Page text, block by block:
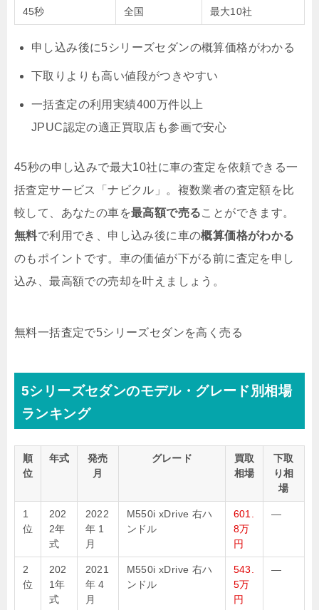
45秒 全国 最大10社
申し込み後に5シリーズセダンの概算価格がわかる
下取りよりも高い値段がつきやすい
一括査定の利用実績400万件以上
JPUC認定の適正買取店も参画で安心
45秒の申し込みで最大10社に車の査定を依頼できる一
括査定サービス「ナビクル」。複数業者の査定額を比
較して、あなたの車を最高額で売ることができます。
無料で利用でき、申し込み後に車の概算価格がわかる
のもポイントです。車の価値が下がる前に査定を申し
込み、最高額での売却を叶えましょう。
無料一括査定で5シリーズセダンを高く売る
5シリーズセダンのモデル・グレード別相場
ランキング
順
位
年式
発売
月
グレード
買取
相場
下取
り相
場
1
位
202
2年
式
2022
年 1
月
M550i xDrive 右ハ
ンドル
601.
8万
円
—
2
位
202
1年
式
2021
年 4
月
M550i xDrive 右ハ
ンドル
543.
5万
円
—